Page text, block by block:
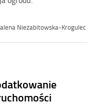
Niezabitowska-Krogulec